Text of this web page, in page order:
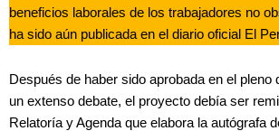
beneficios laborales de los trabajadores no
ha sido aún publicada en el diario oficial El
Después de haber sido aprobada en el pleno
un extenso debate, el proyecto debía ser
Relatoría y Agenda que elabora la autógrafa